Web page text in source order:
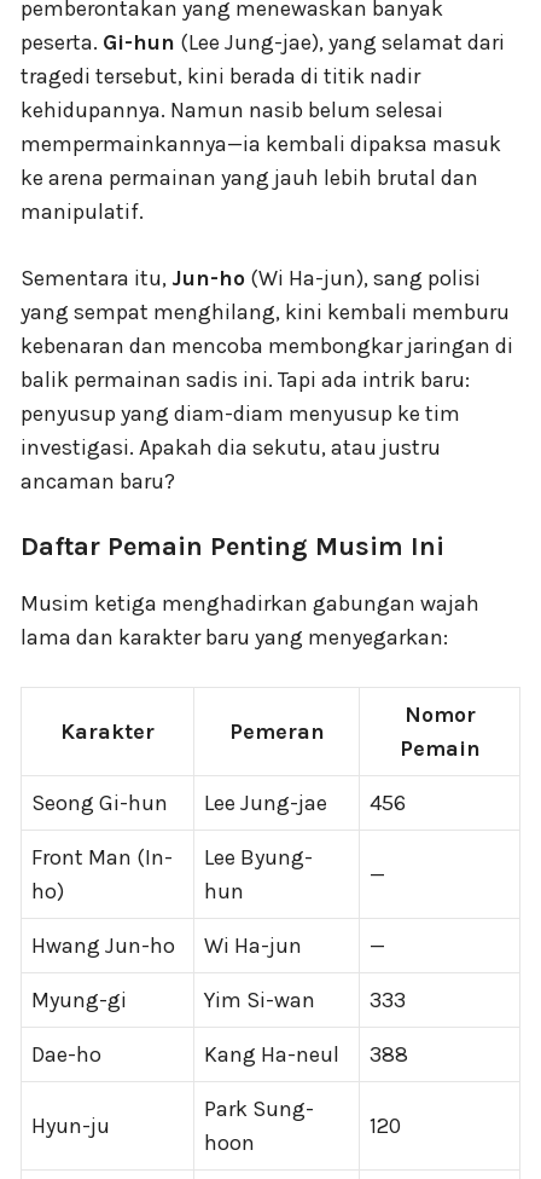
pemberontakan yang menewaskan banyak
peserta. Gi-hun (Lee Jung-jae), yang selamat dari
tragedi tersebut, kini berada di titik nadir
kehidupannya. Namun nasib belum selesai
mempermainkannya—ia kembali dipaksa masuk
ke arena permainan yang jauh lebih brutal dan
manipulatif.
Sementara itu, Jun-ho (Wi Ha-jun), sang polisi
yang sempat menghilang, kini kembali memburu
kebenaran dan mencoba membongkar jaringan di
balik permainan sadis ini. Tapi ada intrik baru:
penyusup yang diam-diam menyusup ke tim
investigasi. Apakah dia sekutu, atau justru
ancaman baru?
Daftar Pemain Penting Musim Ini
Musim ketiga menghadirkan gabungan wajah
lama dan karakter baru yang menyegarkan:
Karakter Pemeran
Nomor
Pemain
Seong Gi-hun Lee Jung-jae 456
Front Man (In-
ho)
Lee Byung-
hun
—
Hwang Jun-ho Wi Ha-jun —
Myung-gi Yim Si-wan 333
Dae-ho Kang Ha-neul 388
Hyun-ju
Park Sung-
hoon
120